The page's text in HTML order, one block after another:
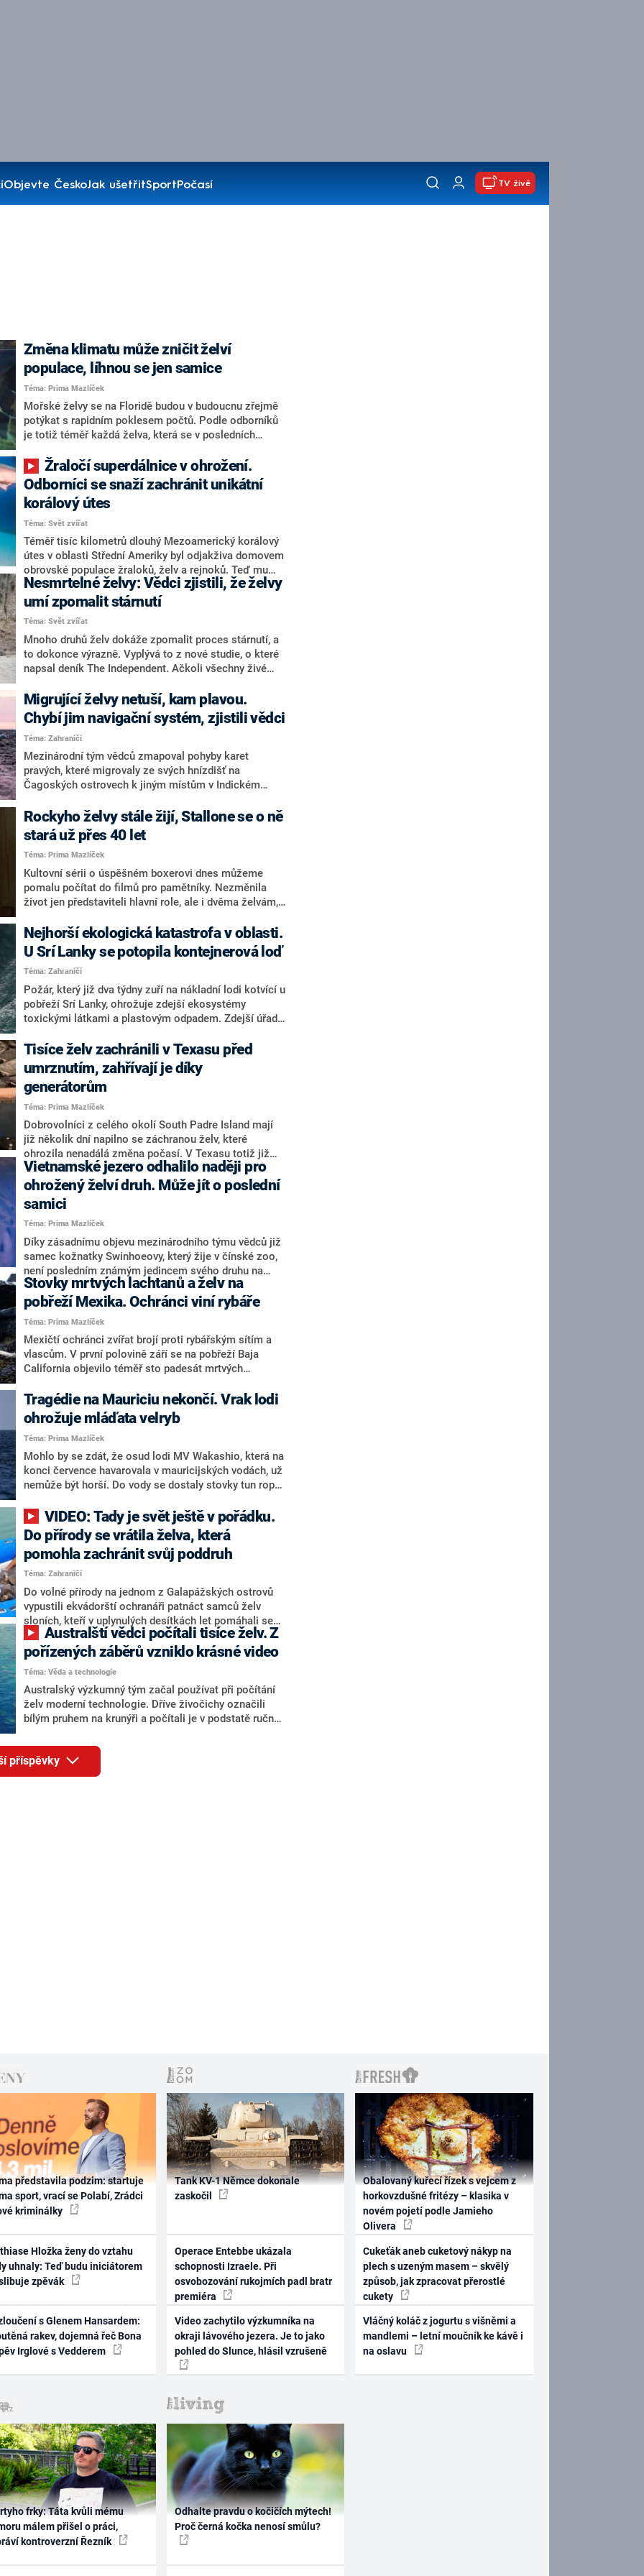
Objevte ČeskoJak ušetřitSportPočasí TV živě
Změna klimatu může zničit želví
populace, líhnou se jen samice
Téma: Prima Mazlíček
Mořské želvy se na Floridě budou v budoucnu zřejmě
potýkat s rapidním poklesem počtů. Podle odborníků
je totiž téměř každá želva, která se v posledních
Odborníci se snaží zachránit unikátní
korálový útes
Téma: Svět zvířat
Téměř tisíc kilometrů dlouhý Mezoamerický korálový
útes v oblasti Střední Ameriky byl odjakživa domovem
obrovské populace žraloků, želv a rejnoků. Teď mu
však hrozí velké nebezpečí, a to nejen kvůli
nadměrnému rybolovu. Nezisková organizace
MarAlliance se rozhodla zachránit podvodní faunu a
problém netradiční cestou vyřešit.
Nesmrtelné želvy: Vědci zjistili, že želvy
umí zpomalit stárnutí
Téma: Svět zvířat
Mnoho druhů želv dokáže zpomalit proces stárnutí, a
to dokonce výrazně. Vyplývá to z nové studie, o které
napsal deník The Independent. Ačkoli všechny živé
podle vědců s přibývajícím věkem neztrácejí na síle.
Želvy jsou tak skoro nesmrtelné, většinou je než věk
dostihne nějaká nemoc.
Migrující želvy netuší, kam plavou.
Chybí jim navigační systém, zjistili vědci
Téma: Zahraničí
Mezinárodní tým vědců zmapoval pohyby karet
pravých, které migrovaly ze svých hnízdišť na
Čagoských ostrovech k jiným místům v Indickém
volí zdlouhavé trasy, což naznačuje, že jejich
orientační smysl není schopný jemného rozlišování.
Podle nové studie, o které napsal list The Guardian,
však některé mořské želvy možná ani nevědí, kam
plavou.
Rockyho želvy stále žijí, Stallone se o ně
stará už přes 40 let
Téma: Prima Mazlíček
Kultovní sérii o úspěšném boxerovi dnes můžeme
pomalu počítat do filmů pro pamětníky. Nezměnila
život jen představiteli hlavní role, ale i dvěma želvám,
Nejhorší ekologická katastrofa v oblasti.
U Srí Lanky se potopila kontejnerová loď
Téma: Zahraničí
Požár, který již dva týdny zuří na nákladní lodi kotvící u
pobřeží Srí Lanky, ohrožuje zdejší ekosystémy
toxickými látkami a plastovým odpadem. Zdejší úřady
ochránců přírody začala řešit i policie.
Tisíce želv zachránili v Texasu před
umrznutím, zahřívají je díky
generátorům
Téma: Prima Mazlíček
Dobrovolníci z celého okolí South Padre Island mají
již několik dní napilno se záchranou želv, které
ohrozila nenadálá změna počasí. V Texasu totiž již
několik dní zuří mrazivé teploty a sněžné bouře.
Dosud se podařilo zachránit více než čtyři tisíce želv.
Vietnamské jezero odhalilo naději pro
ohrožený želví druh. Může jít o poslední
samici
Téma: Prima Mazlíček
Díky zásadnímu objevu mezinárodního týmu vědců již
samec kožnatky Swinhoeovy, který žije v čínské zoo,
není posledním známým jedincem svého druhu na
světě. Ve vietnamském jezeře Dong Mo byla totiž
objevena samička tohoto želvího druhu, jehož
budoucnost tedy nemusí být zcela ztracena.
Stovky mrtvých lachtanů a želv na
pobřeží Mexika. Ochránci viní rybáře
Téma: Prima Mazlíček
Mexičtí ochránci zvířat brojí proti rybářským sítím a
vlascům. V první polovině září se na pobřeží Baja
California objevilo téměř sto padesát mrtvých
nalezeno i více než tři sta padesát mrtvých karet
obrovských. Příčinou hromadného úmrtí lachtanů i
mořských želv je zřejmě činnost rybářů.
Tragédie na Mauriciu nekončí. Vrak lodi
ohrožuje mláďata velryb
Téma: Prima Mazlíček
Mohlo by se zdát, že osud lodi MV Wakashio, která na
konci července havarovala v mauricijských vodách, už
nemůže být horší. Do vody se dostaly stovky tun ropy
oblasti citelné ještě další desetiletí. Nové vášně
ochránců však budí plán převézt polovinu vraku na
otevřené moře. Na místo, kde se scházejí velryby kvůli
rozmnožování a rození potomků.
Do přírody se vrátila želva, která
pomohla zachránit svůj poddruh
Téma: Zahraničí
Do volné přírody na jednom z Galapážských ostrovů
vypustili ekvádorští ochranáři patnáct samců želv
sloních, kteří v uplynulých desítkách let pomáhali se
záchranou svého druhu. Byl mezi nimi i více než
stoletý Diego, jemuž je připisován hlavní podíl na
záchraně poddruhu chelonoidis nigra hoodensis
pořízených záběrů vzniklo krásné video
Téma: Věda a technologie
Australský výzkumný tým začal používat při počítání
želv moderní technologie. Dříve živočichy označili
bílým pruhem na krunýři a počítali je v podstatě ručně.
příspěvky
představila podzim: startuje
sport, vrací se Polabí, Zrádci
kriminálky
Hložka ženy do vztahu
uhnaly: Teď budu iniciátorem
zpěvák
s Glenem Hansardem:
rakev, dojemná řeč Bona
Irglové s Vedderem
Tank KV-1 Němce dokonale
zaskočil
Operace Entebbe ukázala
schopnosti Izraele. Při
osvobozování rukojmích padl bratr
premiéra
Video zachytilo výzkumníka na
okraji lávového jezera. Je to jako
pohled do Slunce, hlásil vzrušeně
Obalovaný kuřecí řízek s vejcem z
horkovzdušné fritézy – klasika v
novém pojetí podle Jamieho
Olivera
Cukeťák aneb cuketový nákyp na
plech s uzeným masem – skvělý
způsob, jak zpracovat přerostlé
cukety
Vláčný koláč z jogurtu s višněmi a
mandlemi – letní moučník ke kávě i
na oslavu
frky: Táta kvůli mému
málem přišel o práci,
kontroverzní Řezník
Odhalte pravdu o kočičích mýtech!
Proč černá kočka nenosí smůlu?